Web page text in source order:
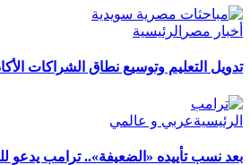
أخبار مصر الرئيسية
تدويل التعليم وتوسيع نطاق الشراكات
الرئيسيةعربي و عالمي
بعد نسب تأييده «الضعيفة».. ترامب يدعو